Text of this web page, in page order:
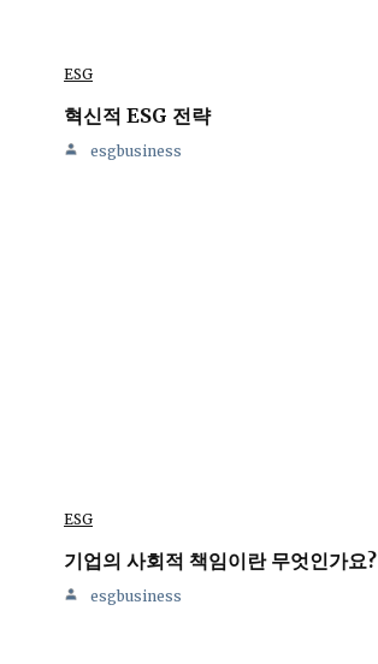
ESG
혁신적 ESG 전략
esgbusiness
ESG
기업의 사회적 책임이란 무엇인가요?
esgbusiness